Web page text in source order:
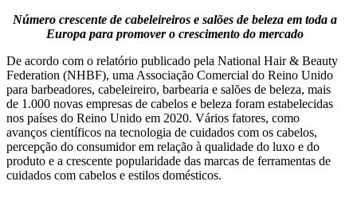
Número crescente de cabeleireiros e salões de beleza em toda a
Europa para promover o crescimento do mercado
De acordo com o relatório publicado pela National Hair & Beauty
Federation (NHBF), uma Associação Comercial do Reino Unido
para barbeadores, cabeleireiro, barbearia e salões de beleza, mais
de 1.000 novas empresas de cabelos e beleza foram estabelecidas
nos países do Reino Unido em 2020. Vários fatores, como
avanços científicos na tecnologia de cuidados com os cabelos,
percepção do consumidor em relação à qualidade do luxo e do
produto e a crescente popularidade das marcas de ferramentas de
cuidados com cabelos e estilos domésticos.